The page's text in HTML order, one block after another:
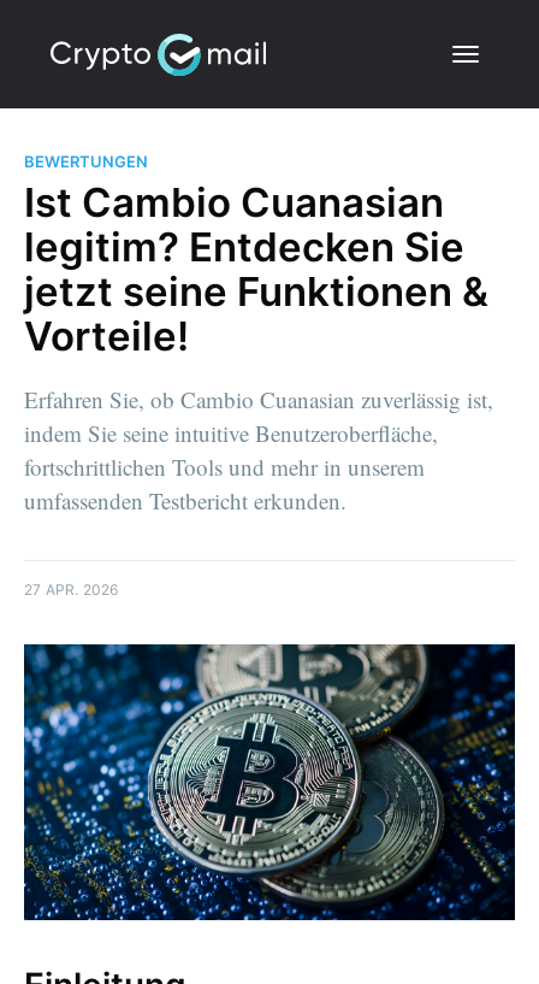
BEWERTUNGEN
Ist Cambio Cuanasian
legitim? Entdecken Sie
jetzt seine Funktionen &
Vorteile!
Erfahren Sie, ob Cambio Cuanasian zuverlässig ist,
indem Sie seine intuitive Benutzeroberfläche,
fortschrittlichen Tools und mehr in unserem
umfassenden Testbericht erkunden.
27 APR. 2026